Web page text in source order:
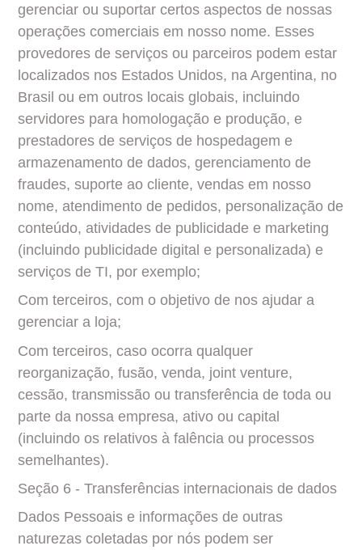
gerenciar ou suportar certos aspectos de nossas
operações comerciais em nosso nome. Esses
provedores de serviços ou parceiros podem estar
localizados nos Estados Unidos, na Argentina, no
Brasil ou em outros locais globais, incluindo
servidores para homologação e produção, e
prestadores de serviços de hospedagem e
armazenamento de dados, gerenciamento de
fraudes, suporte ao cliente, vendas em nosso
nome, atendimento de pedidos, personalização de
conteúdo, atividades de publicidade e marketing
(incluindo publicidade digital e personalizada) e
serviços de TI, por exemplo;
Com terceiros, com o objetivo de nos ajudar a
gerenciar a loja;
Com terceiros, caso ocorra qualquer
reorganização, fusão, venda, joint venture,
cessão, transmissão ou transferência de toda ou
parte da nossa empresa, ativo ou capital
(incluindo os relativos à falência ou processos
semelhantes).
Seção 6 - Transferências internacionais de dados
Dados Pessoais e informações de outras
naturezas coletadas por nós podem ser